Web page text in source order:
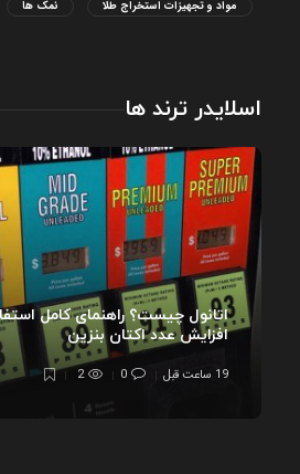
مواد و تجهیزات استخراج طلا نمک ها
اسلایدر ترند ها
اتانول چیست؟ راهنمای کامل
افزایش عدد اکتان بنزین
19 ساعت قبل 0
2